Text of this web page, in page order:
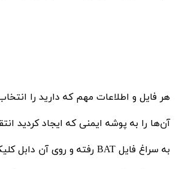
هر فایل و اطلاعات مهم که دارید را
آن‌ها را به پوشه ایمنی که ایجاد کردید
به سراغ فایل BAT رفته و روی آن دابل کلیک کنید.